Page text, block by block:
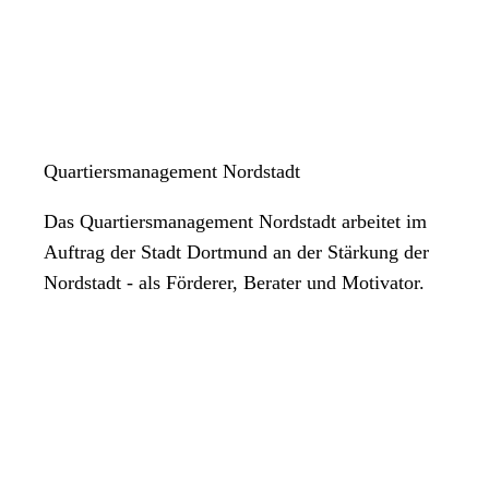
Quartiersmanagement Nordstadt
Das Quartiersmanagement Nordstadt arbeitet im
Auftrag der Stadt Dortmund an der Stärkung der
Nordstadt - als Förderer, Berater und Motivator.